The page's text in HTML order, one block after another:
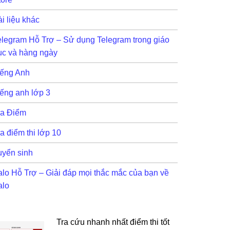
liệu khác
Hỗ Trợ – Sử dụng Telegram trong giáo
và hàng ngày
Anh
anh lớp 3
Điểm
điểm thi lớp 10
sinh
Hỗ Trợ – Giải đáp mọi thắc mắc của bạn về
Tra cứu nhanh nhất điểm thi tốt